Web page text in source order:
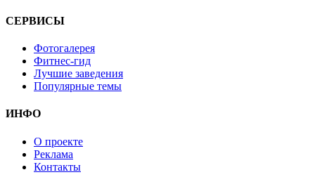
СЕРВИСЫ
Фотогалерея
Фитнес-гид
Лучшие заведения
Популярные темы
ИНФО
О проекте
Реклама
Контакты